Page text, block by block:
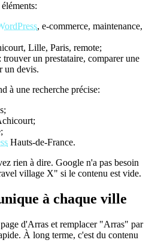
, e-commerce, maintenance,
Lille, Paris, remote;
un prestataire, comparer une
un devis.
à une recherche précise:
Hauts-de-France.
rien à dire. Google n'a pas besoin
village X" si le contenu est vide.
à chaque ville
d'Arras et remplacer "Arras" par
À long terme, c'est du contenu